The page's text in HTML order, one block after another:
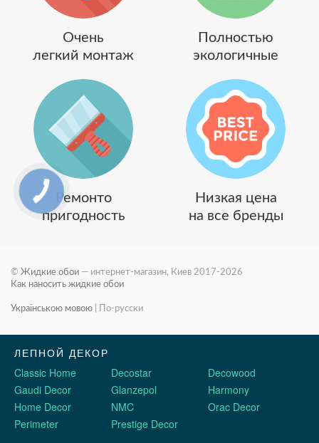
Очень
легкий монтаж
Полностью
экологичные
Ремонто
пригодность
Низкая цена
на все бренды
© Жидкие обои — интернет-магазин, Киев 2017-2026
Как наносить жидкие обои
Українською мовою По-русски
ЛЕПНОЙ ДЕКОР
Classic Home
Decostar
Decowood
Gaudi Decor
Glanzepol
Harmony
Home Decor
NMC
Orac Decor
Perimeter
Prestige Decor